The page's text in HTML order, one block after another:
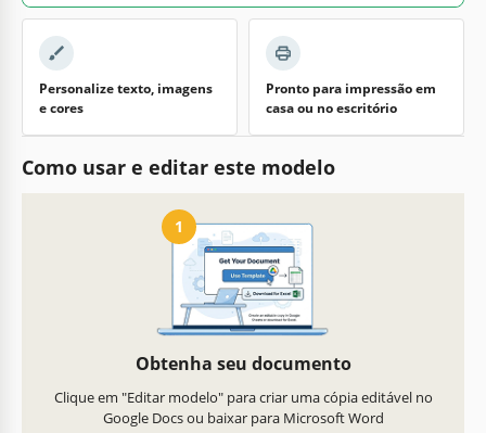
Personalize texto, imagens
e cores
Pronto para impressão em
casa ou no escritório
Como usar e editar este modelo
1
Obtenha seu documento
Clique em "Editar modelo" para criar uma cópia editável no
Google Docs ou baixar para Microsoft Word